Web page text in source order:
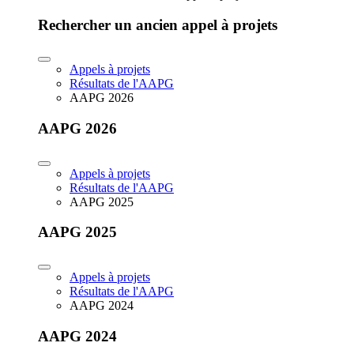
Rechercher un ancien appel à projets
Appels à projets
Résultats de l'AAPG
AAPG 2026
AAPG 2026
Appels à projets
Résultats de l'AAPG
AAPG 2025
AAPG 2025
Appels à projets
Résultats de l'AAPG
AAPG 2024
AAPG 2024